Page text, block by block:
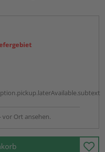
vor Ort ansehen.